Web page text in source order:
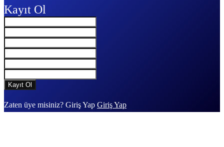
Kayıt Ol
Zaten üye misiniz? Giriş Yap Giriş Yap